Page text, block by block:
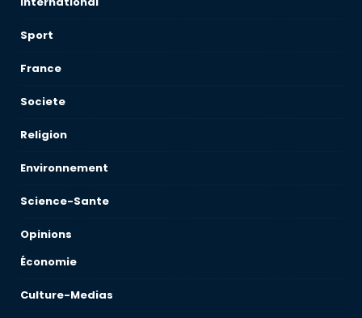
Sport
France
Societe
Religion
Environnement
Science-Sante
Opinions
Économie
Culture-Medias